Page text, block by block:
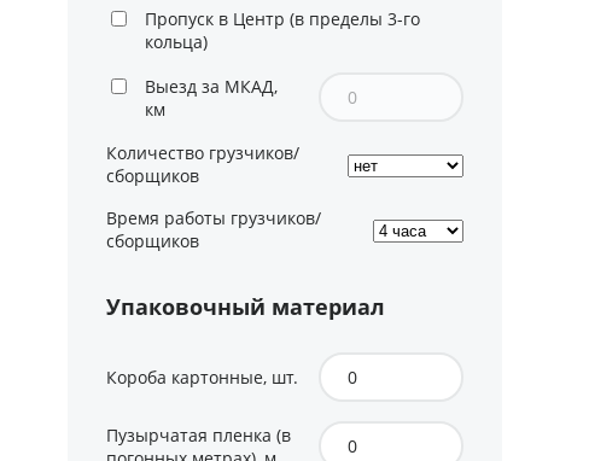
Пропуск в Центр (в пределы 3-го
кольца)
Выезд за МКАД,
км
Количество грузчиков/
сборщиков
Время работы грузчиков/
сборщиков
Упаковочный материал
Короба картонные, шт.
Пузырчатая пленка (в